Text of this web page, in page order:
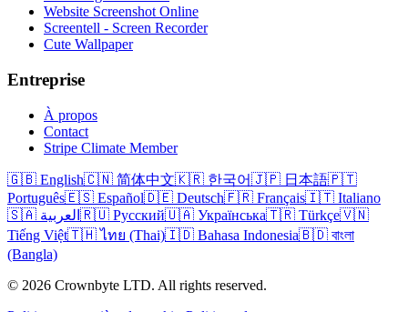
Website Screenshot Online
Screentell - Screen Recorder
Cute Wallpaper
Entreprise
À propos
Contact
Stripe Climate Member
🇬🇧 English🇨🇳 简体中文🇰🇷 한국어🇯🇵 日本語🇵🇹
Português🇪🇸 Español🇩🇪 Deutsch🇫🇷 Français🇮🇹 Italiano
🇸🇦 العربية 🇷🇺 Русский🇺🇦 Українська🇹🇷 Türkçe🇻🇳
Tiếng Việt🇹🇭 ไทย (Thai)🇮🇩 Bahasa Indonesia🇧🇩 বাংলা
(Bangla)
© 2026 Crownbyte LTD. All rights reserved.